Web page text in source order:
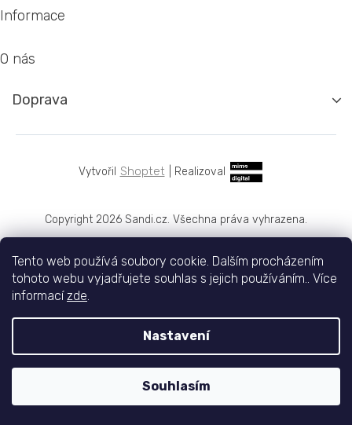
Tento web používá soubory cookie. Dalším procházením
tohoto webu vyjadřujete souhlas s jejich používáním.. Více
informacízde.
Nastavení
Souhlasím
tInformace
O nás
Doprava
Shoptet Realizoval
Copyright 2026 Sandi.cz. Všechna práva vyhrazena.